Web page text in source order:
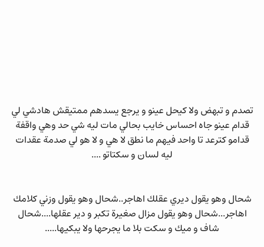
تصدم و تبهض ولا كيحل عينو و يرجع يسدهم ممتيقش هادشي لي
قدام عينو جاه احساس خايب بحالي مات ليه شي حد وهي واقفة
قدامو كترعد تا واحد فيهم ما نطق لا هي و لا هو لي صدمة عقدات
ليه لسان و سكتاتو ....
شحال وهو يقول ديري عقلك اهاجر..شحال وهو يقول وزني كلامك
اهاجر...شحال وهو يقول مزال صغيرة تكبر و دير عقلها....شحال
شاف و ميك و سكت بلا ما يجرحها ولا يبكيها.....